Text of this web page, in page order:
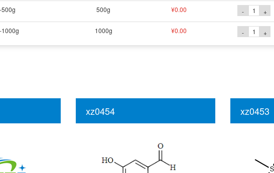
500g ¥0.00 - +
1000g ¥0.00 - +
xz0454 xz0453